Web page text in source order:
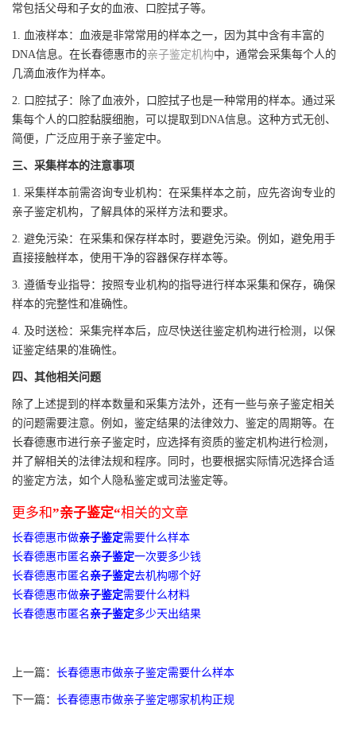
常包括父母和子女的血液、口腔拭子等。
1. 血液样本：血液是非常常用的样本之一，因为其中含有丰富的
DNA信息。在长春德惠市的亲子鉴定机构中，通常会采集每个人的
几滴血液作为样本。
2. 口腔拭子：除了血液外，口腔拭子也是一种常用的样本。通过采
集每个人的口腔黏膜细胞，可以提取到DNA信息。这种方式无创、
简便，广泛应用于亲子鉴定中。
三、采集样本的注意事项
1. 采集样本前需咨询专业机构：在采集样本之前，应先咨询专业的
亲子鉴定机构，了解具体的采样方法和要求。
2. 避免污染：在采集和保存样本时，要避免污染。例如，避免用手
直接接触样本，使用干净的容器保存样本等。
3. 遵循专业指导：按照专业机构的指导进行样本采集和保存，确保
样本的完整性和准确性。
4. 及时送检：采集完样本后，应尽快送往鉴定机构进行检测，以保
证鉴定结果的准确性。
四、其他相关问题
除了上述提到的样本数量和采集方法外，还有一些与亲子鉴定相关
的问题需要注意。例如，鉴定结果的法律效力、鉴定的周期等。在
长春德惠市进行亲子鉴定时，应选择有资质的鉴定机构进行检测，
并了解相关的法律法规和程序。同时，也要根据实际情况选择合适
的鉴定方法，如个人隐私鉴定或司法鉴定等。
更多和”亲子鉴定“相关的文章
长春德惠市做亲子鉴定需要什么样本
长春德惠市匿名 亲子鉴定一次要多少钱
长春德惠市匿名 亲子鉴定去机构哪个好
长春德惠市做亲子鉴定需要什么材料
长春德惠市匿名 亲子鉴定多少天出结果
上一篇： 长春德惠市做亲子鉴定需要什么样本
下一篇： 长春德惠市做亲子鉴定哪家机构正规